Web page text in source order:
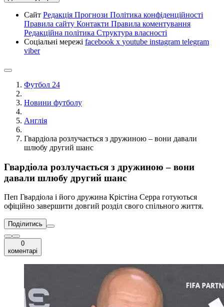
Сайт Редакція Прогнози Політика конфіденційності
Правила сайту Контакти Правила коментування
Редакційна політика Структура власності
Соціальні мережі facebook x youtube instagram telegram
viber
Футбол 24
Новини футболу
Англія
Гвардіола розлучається з дружиною – вони давали
шлюбу другий шанс
Гвардіола розлучається з дружиною – вони
давали шлюбу другий шанс
Пеп Гвардіола і його дружина Крістіна Серра готуються
офіційно завершити довгий розділ свого спільного життя.
Поділитись
0
коментарі